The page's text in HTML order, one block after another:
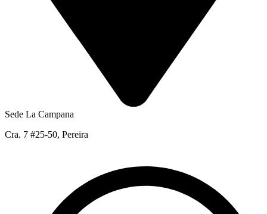
Sede La Campana
Cra. 7 #25-50, Pereira